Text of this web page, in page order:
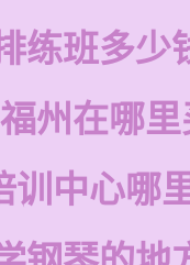
练班多少
州在哪
训中心哪